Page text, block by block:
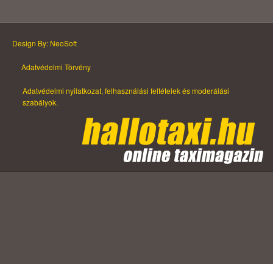
Design By: NeoSoft
Adatvédelmi Törvény
Adatvédelmi nyilatkozat, felhasználási feltételek és moderálási
szabályok.